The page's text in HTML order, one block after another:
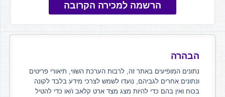
הרשמה למכירה הקרובה
הבהרה
נתונים המופיעים באתר זה, לרבות הערכת השווי, תיאורי פריטים
ונתונים אחרים לגביהם, נועדו לשמש לצרכי מידע בלבד לקונה
בכוח ואין בהם כדי להיות מצג מצד ארט קלאב ו/או כדי להטיל